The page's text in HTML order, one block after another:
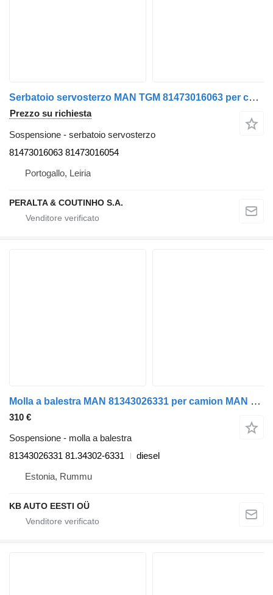
Serbatoio servosterzo MAN TGM 81473016063 per camion MAN TGS TGL TGM TGX
Prezzo su richiesta
Sospensione - serbatoio servosterzo
81473016063 81473016054
Portogallo, Leiria
PERALTA & COUTINHO S.A.
Molla a balestra MAN 81343026331 per camion MAN TGL, TGM, TGS, TGX (2005-2021)
310 €
Sospensione - molla a balestra
81343026331 81.34302-6331
diesel
Estonia, Rummu
KB AUTO EESTI OÜ